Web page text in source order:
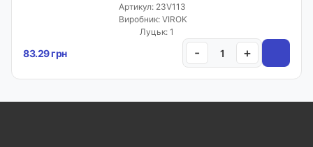
Артикул: 23V113
Виробник: VIROK
Луцьк: 1
83.29 грн - +